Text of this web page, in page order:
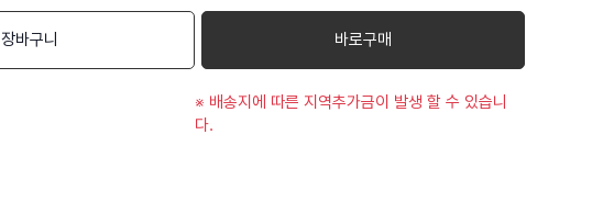
장바구니 바로구매
※ 배송지에 따른 지역추가금이 발생 할 수 있습니
다.